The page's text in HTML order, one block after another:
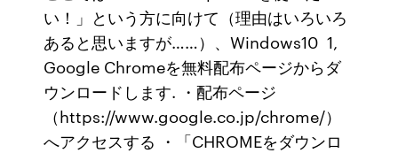
い！」という方に向けて（理由はいろいろ
あると思いますが……）、Windows10 1,
Google Chromeを無料配布ページからダ
ウンロードします. ・配布ページ
（https://www.google.co.jp/chrome/）
へアクセスする ・「CHROMEをダウンロ